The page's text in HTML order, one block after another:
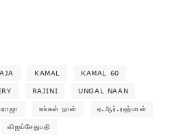
KAMAL KAMAL 60
RAJINI UNGAL NAAN
உங்கள் நான் ஏ.ஆர்.ரஹ்மான்
விஜய்சேதுபதி